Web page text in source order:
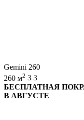
Gemini 260
260 м2 3 3
БЕСПЛАТНАЯ
В АВГУСТЕ